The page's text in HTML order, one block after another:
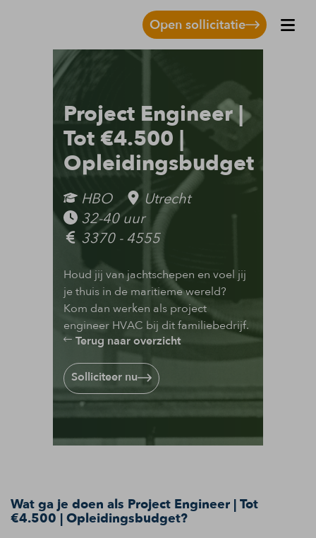
Open sollicitatie
Project Engineer |
Tot €4.500 |
Opleidingsbudget
HBO
Utrecht
32-40 uur
3370 - 4555
Houd jij van jachtschepen en voel jij
je thuis in de maritieme wereld?
Kom dan werken als project
engineer HVAC bij dit familiebedrijf.
Terug naar overzicht
Solliciteer nu
Wat ga je doen als Project Engineer | Tot
€4.500 | Opleidingsbudget?